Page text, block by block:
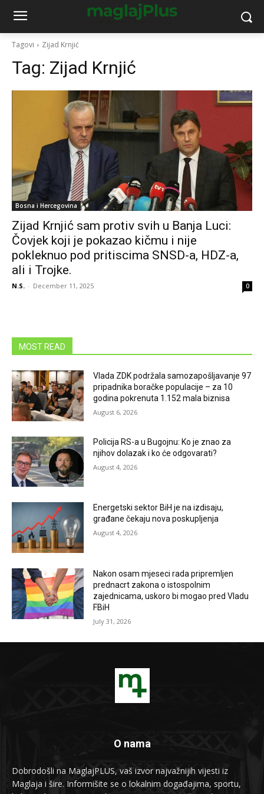
Tagovi Zijad Krnjić
Tag: Zijad Krnjić
Bosna i Hercegovina
Zijad Krnjić sam protiv svih u Banja Luci:
Čovjek koji je pokazao kičmu i nije
pokleknuo pod pritiscima SNSD-a, HDZ-a,
ali i Trojke.
N.S. - December 11, 2025 0
MOST READ
Vlada ZDK podržala samozapošljavanje 97
pripadnika boračke populacije – za 10
godina pokrenuta 1.152 mala biznisa
August 6, 2026
Policija RS-a u Bugojnu: Ko je znao za
njihov dolazak i ko će odgovarati?
August 4, 2026
Energetski sektor BiH je na izdisaju,
građane čekaju nova poskupljenja
August 4, 2026
Nakon osam mjeseci rada pripremljen
prednacrt zakona o istospolnim
zajednicama, uskoro bi mogao pred Vladu
FBiH
July 31, 2026
O nama
Dobrodošli na MaglajPLUS, vaš izvor najvažnijih vijesti iz
Maglaja i šire. Informišite se o lokalnim događajima, sportu,